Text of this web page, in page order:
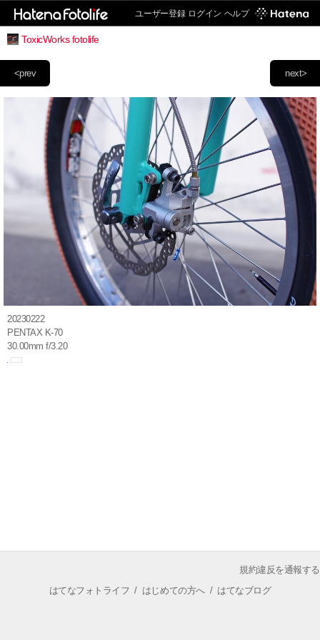
ユーザー登録 ログイン ヘルプ
ToxicWorks fotolife
next>
<prev
20230222
PENTAX K-70
30.00mm f/3.20
規約違反を通報する
はてなフォトライフ / はじめての方へ/ はてなブログ